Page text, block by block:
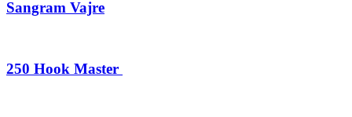
Sangram Vajre
250 Hook Master